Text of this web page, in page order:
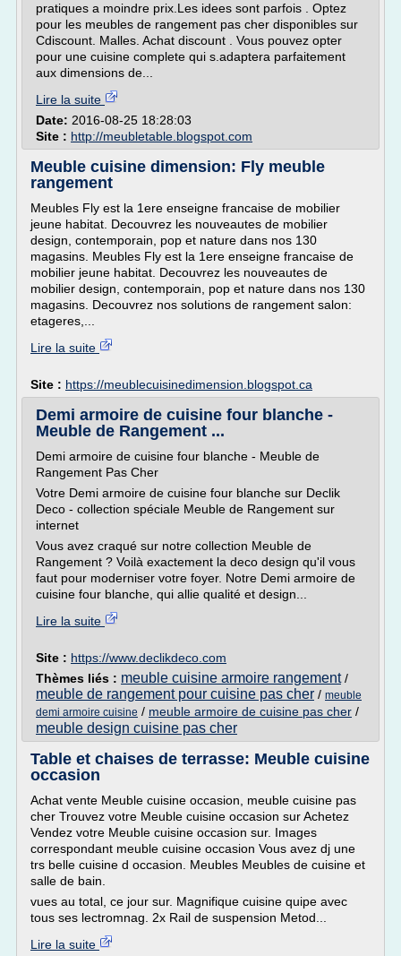
pratiques a moindre prix.Les idees sont parfois . Optez
pour les meubles de rangement pas cher disponibles sur
Cdiscount. Malles. Achat discount . Vous pouvez opter
pour une cuisine complete qui s.adaptera parfaitement
aux dimensions de...
Lire la suite
Date: 2016-08-25 18:28:03
Site : http://meubletable.blogspot.com
Meuble cuisine dimension: Fly meuble
rangement
Meubles Fly est la 1ere enseigne francaise de mobilier
jeune habitat. Decouvrez les nouveautes de mobilier
design, contemporain, pop et nature dans nos 130
magasins. Meubles Fly est la 1ere enseigne francaise de
mobilier jeune habitat. Decouvrez les nouveautes de
mobilier design, contemporain, pop et nature dans nos 130
magasins. Decouvrez nos solutions de rangement salon:
etageres,...
Lire la suite
Site : https://meublecuisinedimension.blogspot.ca
Demi armoire de cuisine four blanche -
Meuble de Rangement ...
Demi armoire de cuisine four blanche - Meuble de
Rangement Pas Cher
Votre Demi armoire de cuisine four blanche sur Declik
Deco - collection spéciale Meuble de Rangement sur
internet
Vous avez craqué sur notre collection Meuble de
Rangement ? Voilà exactement la deco design qu'il vous
faut pour moderniser votre foyer. Notre Demi armoire de
cuisine four blanche, qui allie qualité et design...
Lire la suite
Site : https://www.declikdeco.com
Thèmes liés : meuble cuisine armoire rangement/
meuble de rangement pour cuisine pas cher / meuble
demi armoire cuisine / meuble armoire de cuisine pas cher /
meuble design cuisine pas cher
Table et chaises de terrasse: Meuble cuisine
occasion
Achat vente Meuble cuisine occasion, meuble cuisine pas
cher Trouvez votre Meuble cuisine occasion sur Achetez
Vendez votre Meuble cuisine occasion sur. Images
correspondant meuble cuisine occasion Vous avez dj une
trs belle cuisine d occasion. Meubles Meubles de cuisine et
salle de bain.
vues au total, ce jour sur. Magnifique cuisine quipe avec
tous ses lectromnag. 2x Rail de suspension Metod...
Lire la suite